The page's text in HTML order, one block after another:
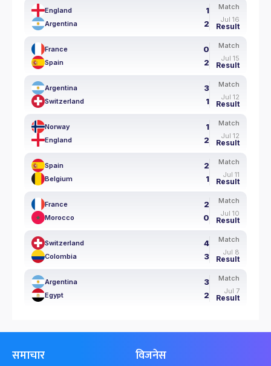
England 1
Argentina 2
Match
Jul 16
Result
France 0
Spain 2
Match
Jul 15
Result
Argentina 3
Switzerland 1
Match
Jul 12
Result
Norway 1
England 2
Match
Jul 12
Result
Spain 2
Belgium 1
Match
Jul 11
Result
France 2
Morocco 0
Match
Jul 10
Result
Switzerland 4
Colombia 3
Match
Jul 8
Result
Argentina 3
Egypt 2
Match
Jul 7
Result
समाचार विजनेस